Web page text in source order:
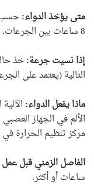
متى يؤخذ الدواء:
8 ساعات بين الجرعات.
إذا نسيت جرعة:
التالية (يعتمد على
ماذا يفعل الدواء:
الألم في الجهاز
مركز تنظيم الحرارة في
الفاصل الزمني قبل عمل
ساعات أو أكثر.